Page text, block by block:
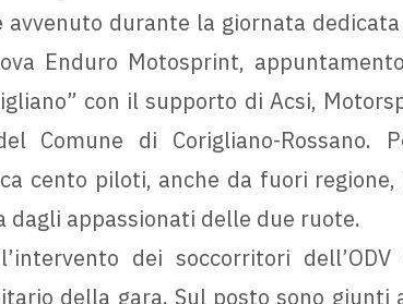
avvenuto durante la giornata
Enduro Motosprint,
con il supporto di Acsi,
Comune di Corigliano-Rossano.
cento piloti, anche da fuori
dagli appassionati delle due ruote.
dei soccorritori
della gara. Sul posto sono